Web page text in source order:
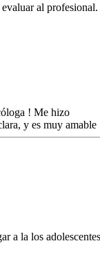
al profesional.
! Me hizo
y es muy amable
a la los